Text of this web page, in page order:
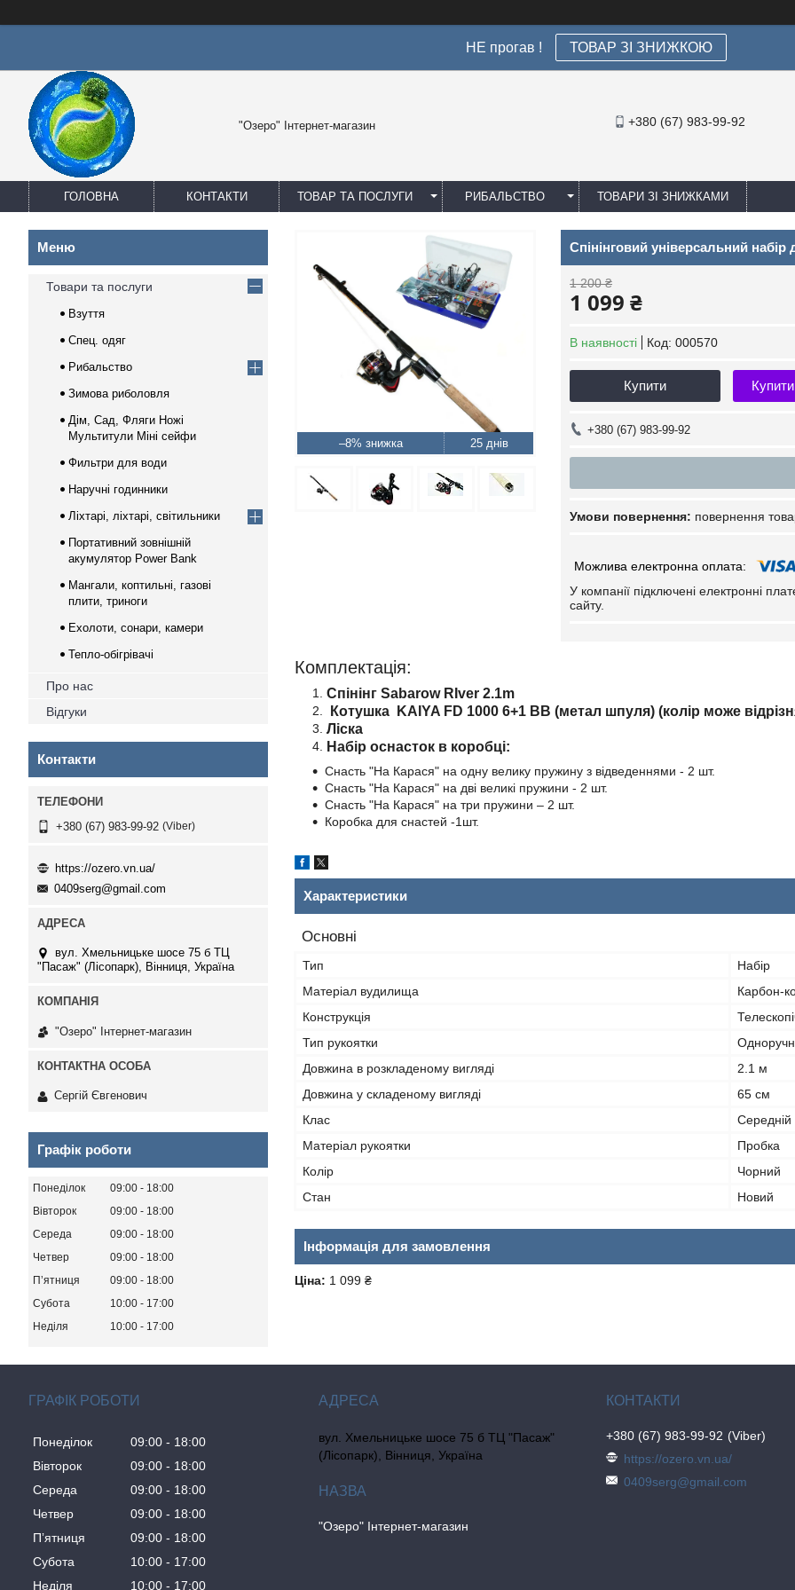
НЕ прогав ! ТОВАР ЗІ ЗНИЖКОЮ
"Озеро" Інтернет-магазин +380 (67) 983-99-92
ГОЛОВНА КОНТАКТИ ТОВАР ТА ПОСЛУГИ РИБАЛЬСТВО ТОВАРИ ЗІ ЗНИЖКАМИ
–8% 25 днів
Спінінговий універсальний
1 200 ₴
1 099 ₴
В наявності Код: 000570
Купити
+380 (67) 983-99-92
повернення
У компанії підключені електронні
сайту.
Комплектація:
Спінінг Sabarow RIver 2.1m
Котушка KAIYA FD 1000 6+1 BB (метал шпуля) (колір може
Ліска
Набір оснасток в коробці:
Снасть "На Карася" на одну велику пружину з відведеннями - 2 шт.
Снасть "На Карася" на дві великі пружини - 2 шт.
Снасть "На Карася" на три пружини – 2 шт.
Коробка для снастей -1шт.
Характеристики
Основні
Тип
Набір
Матеріал вудилища
Карбон-
Конструкція
Тип рукоятки
Довжина в розкладеному вигляді
2.1 м
Довжина у складеному вигляді
65 см
Клас
Середній
Матеріал рукоятки
Пробка
Колір
Чорний
Стан
Новий
Інформація для замовлення
Ціна: 1 099 ₴
Товари та послуги
Взуття
Спец. одяг
Рибальство
Зимова риболовля
Дім, Сад, Фляги Ножі
Мультитули Міні сейфи
Фильтри для води
Наручні годинники
Ліхтарі, ліхтарі, світильники
Портативний зовнішній
акумулятор Power Bank
Мангали, коптильні, газові
плити, триноги
Ехолоти, сонари, камери
Тепло-обігрівачі
Про нас
Відгуки
Контакти
+380 (67) 983-99-92 Viber
https://ozero.vn.ua/
0409serg@gmail.com
вул. Хмельницьке шосе 75 б ТЦ
"Пасаж" (Лісопарк), Вінниця, Україна
"Озеро" Інтернет-магазин
Сергій Євгенович
Графік роботи
Понеділок 09:00
18:00
Вівторок
09:00
18:00
Середа
09:00
18:00
Четвер
09:00
18:00
Пʼятниця
09:00
18:00
Субота
10:00
17:00
Неділя
10:00 17:00
ГРАФІК РОБОТИ
Понеділок 09:00
18:00
Вівторок
09:00
18:00
Середа
09:00
18:00
Четвер
09:00
18:00
Пʼятниця
09:00
18:00
Субота
10:00
17:00
Неділя
10:00 17:00
вул. Хмельницьке шосе 75 б ТЦ "Пасаж"
(Лісопарк), Вінниця, Україна
"Озеро" Інтернет-магазин
+380 (67) 983-99-92
Viber
https://ozero.vn.ua/
0409serg@gmail.com